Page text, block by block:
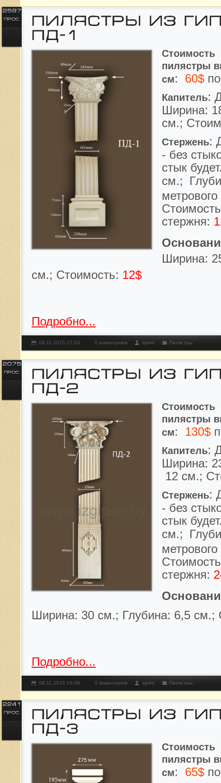
Стоимость
пилястры
см: 60$
Капитель:
Ширина:
см.;
Стержень:
- без
стык
см.;
стержня:
Ширина:
см.; Стоимость: 12$
Подробно...
08.11.2015 17:03 0 коментриев sprint Пилястры
Стоимость
пилястры
см: 130$
Капитель:
Ширина:
12 см.;
Стержень:
- без
стык
см.;
стержня:
Ширина: 30 см.; Глубина: 6,5 см.;
Подробно...
08.11.2015 16:09 0 коментриев sprint Пилястры
Стоимость
пилястры
см: 65$